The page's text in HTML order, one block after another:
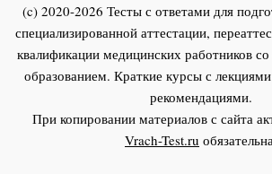
(c) 2020-2026 Тесты с ответами для
специализированной аттестации,
квалификации медицинских работников
образованием. Краткие курсы с
рекомендациями.
При копировании материалов с сайта
Vrach-Test.ru